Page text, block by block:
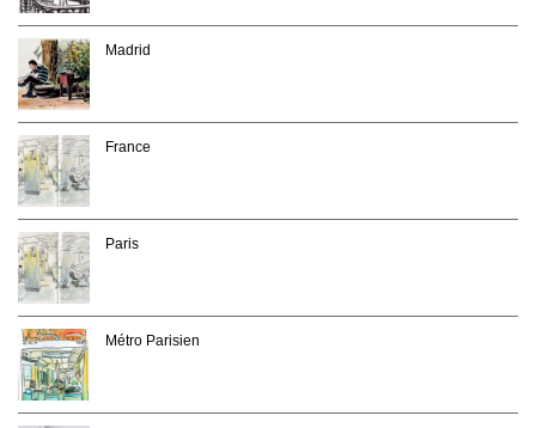
Madrid
France
Paris
Métro Parisien